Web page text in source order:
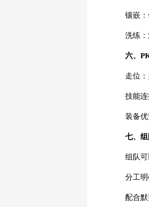
镶嵌
洗练
六、
走位
技能
装备
七、
组队
分工
配合